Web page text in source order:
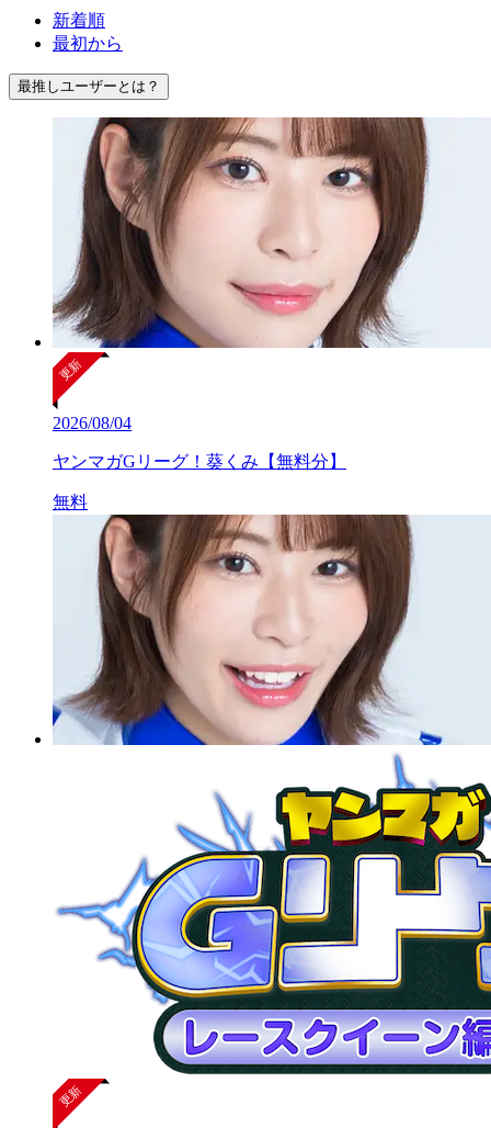
新着順
最初から
最推しユーザーとは？
2026/08/04
ヤンマガGリーグ！葵くみ【無料分】
無料